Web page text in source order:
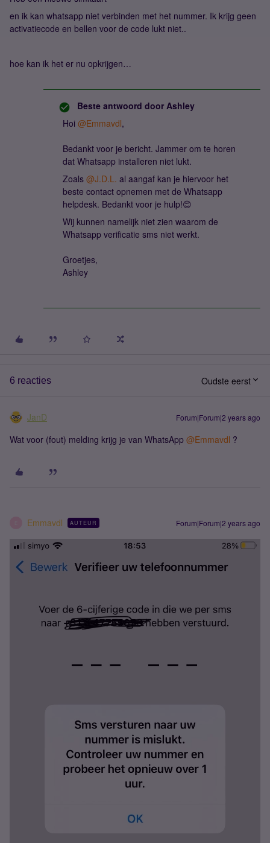
en ik kan whatsapp niet verbinden met het nummer. Ik krijg geen
activatiecode en bellen voor de code lukt niet..
hoe kan ik het er nu opkrijgen…
Beste antwoord door Ashley
Hoi @Emmavdl,
Bedankt voor je bericht. Jammer om te horen
dat Whatsapp installeren niet lukt.
Zoals @J.D.L. al aangaf kan je hiervoor het
beste contact opnemen met de Whatsapp
helpdesk. Bedankt voor je hulp!😊
Wij kunnen namelijk niet zien waarom de
Whatsapp verificatie sms niet werkt.
Groetjes,
Ashley
6 reacties Oudste eerst
JanD Forum|Forum|2 years ago
Wat voor (fout) melding krijg je van WhatsApp @Emmavdl ?
Emmavdl AUTEUR Forum|Forum|2 years ago